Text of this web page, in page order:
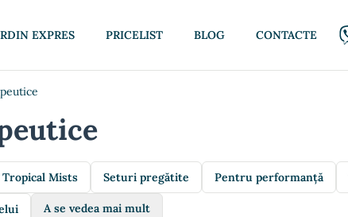
EXPRES PRICELIST BLOG CONTACTE
Tropical Mists Seturi pregătite Pentru performanță
A se vedea mai mult